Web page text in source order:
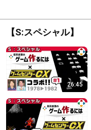
【S:スペシャル】
26:45